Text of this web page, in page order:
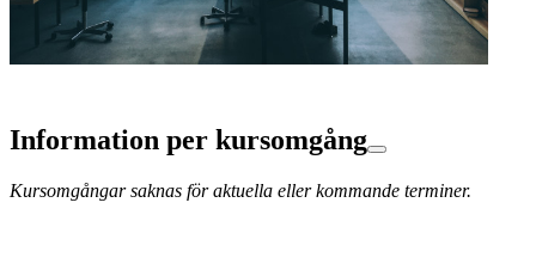
Information per kursomgång
Kursomgångar saknas för aktuella eller kommande terminer.